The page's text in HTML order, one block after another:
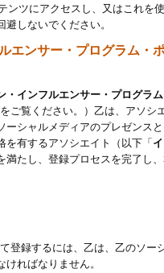
ンツにアクセスし、又はこれ
しないでください。
エンサー・プログラム・
・インフルエンサー・プログラム
ご覧ください。）乙は、アソシ
ーシャルメディアのプレゼンス
を有するアソシエイト（以下「
たし、登録プロセスを完了し、
録するには、乙は、乙のソー
ればなりません。